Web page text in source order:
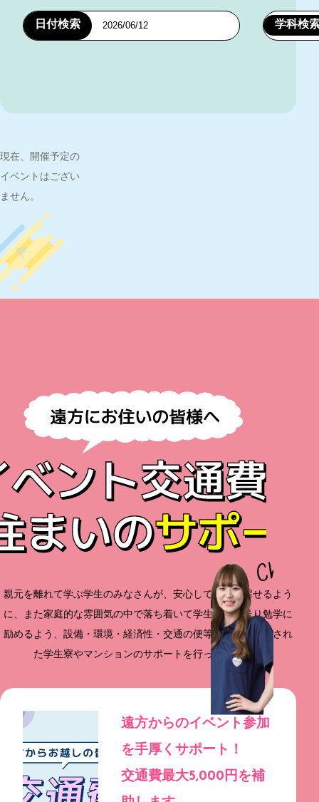
日付検索 学科検
現在、開催予定の
イベントはござい
ません。
親元を離れて学ぶ学生のみなさんが、安心して学校を探せるよう
に、また家庭的な雰囲気の中で落ち着いて学生生活を送り勉学に
励めるよう、設備・環境・経済性・交通の便等を考慮し設置され
た学生寮やマンションのサポートを行っています。
遠方からのイベント参加
を手厚くサポート！
交通費最大5,000円を補